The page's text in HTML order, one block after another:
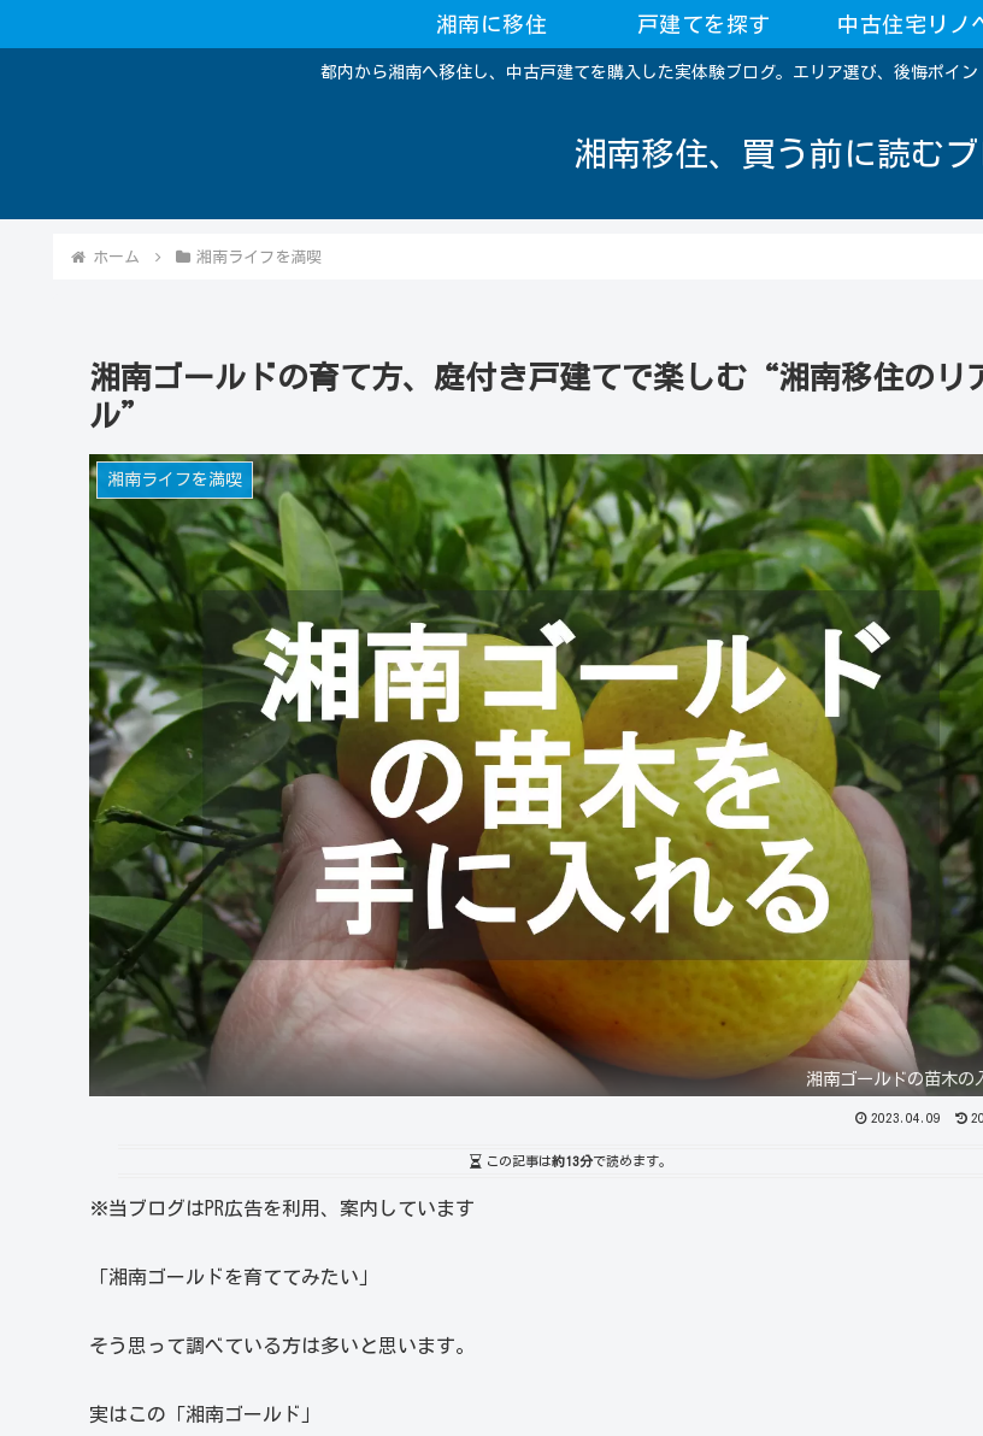
都内から湘南へ移住し、中古戸建てを購入した実体験ブログ。エリア選び、後悔ポイ
湘南移住、買う前に読む
湘南に移住 戸建てを探す 中古住宅リノ
ホーム 湘南ライフを満喫
湘南ゴールドの育て方、庭付き戸建てで楽しむ“湘南移住のリ
ル”
湘南ライフを満喫
湘南ゴールドの苗木の
2023.04.09
この記事は約13分で読めます。
※当ブログはPR広告を利用、案内しています
「湘南ゴールドを育ててみたい」
そう思って調べている方は多いと思います。
実はこの「湘南ゴールド」